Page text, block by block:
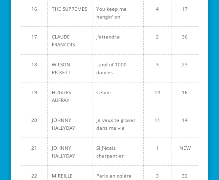
16 THE SUPREMES
You keep me
hangin' on
4 17
17
CLAUDE
FRANCOIS
J'attendrai 2 36
18
WILSON
PICKETT
Land of 1000
dances
3 23
19
HUGUES
AUFRAY
Céline 14 16
20
JOHNNY
HALLYDAY
Je veux te graver
dans ma vie
11 14
21
JOHNNY
HALLYDAY
Si j'étais
charpentier
1 NEW
22
MIREILLE
Paris en colère 3 32